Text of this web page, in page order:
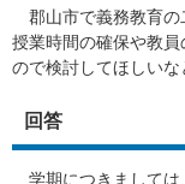
郡山市で義務教育の
授業時間の確保や教
ので検討してほしいな
回答
学期につきましては